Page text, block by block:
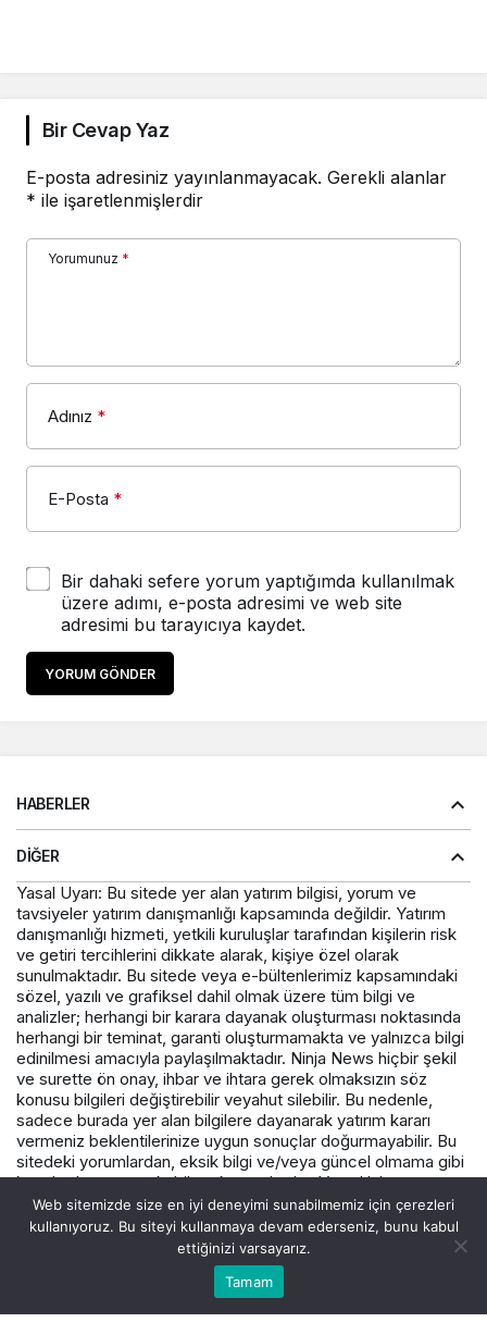
Bir Cevap Yaz
E-posta adresiniz yayınlanmayacak. Gerekli alanlar
* ile işaretlenmişlerdir
Yorumunuz *
Adınız *
E-Posta *
Bir dahaki sefere yorum yaptığımda kullanılmak
üzere adımı, e-posta adresimi ve web site
adresimi bu tarayıcıya kaydet.
YORUM GÖNDER
HABERLER
DIĞER
Yasal Uyarı: Bu sitede yer alan yatırım bilgisi, yorum ve
tavsiyeler yatırım danışmanlığı kapsamında değildir. Yatırım
danışmanlığı hizmeti, yetkili kuruluşlar tarafından kişilerin risk
ve getiri tercihlerini dikkate alarak, kişiye özel olarak
sunulmaktadır. Bu sitede veya e-bültenlerimiz kapsamındaki
sözel, yazılı ve grafiksel dahil olmak üzere tüm bilgi ve
analizler; herhangi bir karara dayanak oluşturması noktasında
herhangi bir teminat, garanti oluşturmamakta ve yalnızca bilgi
edinilmesi amacıyla paylaşılmaktadır. Ninja News hiçbir şekil
ve surette ön onay, ihbar ve ihtara gerek olmaksızın söz
konusu bilgileri değiştirebilir veyahut silebilir. Bu nedenle,
sadece burada yer alan bilgilere dayanarak yatırım kararı
vermeniz beklentilerinize uygun sonuçlar doğurmayabilir. Bu
sitedeki yorumlardan, eksik bilgi ve/veya güncel olmama gibi
konularda ortaya çıkabilecek zararlardan Varış Haber ve
çalışanlarının herhangi bir sorumluluğu bulunmamaktadır.
© Telif Hakkı 2026, Tüm Hakları Saklıdır.
Hesabım
Web sitemizde size en iyi deneyimi sunabilmemiz için çerezleri
kullanıyoruz. Bu siteyi kullanmaya devam ederseniz, bunu kabul
ettiğinizi varsayarız.
Tamam